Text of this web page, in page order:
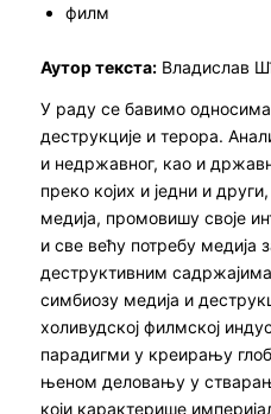
филм
Аутор текста:Владислав
У раду се бавимо
деструкције и терора.
и недржавног, као и
преко којих и једни и
медија, промовишу своје
и све већу потребу медија
деструктивним
симбиозу медија и
холивудској филмској
парадигми у креирању
њеном деловању у
који карактерише